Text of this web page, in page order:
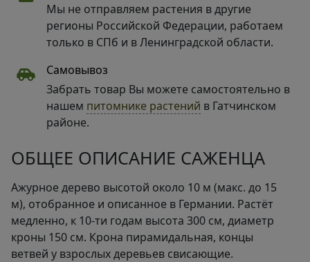
Мы не отправляем растения в другие
регионы Российской Федерации, работаем
только в СПб и в Ленинградской области.
Самовывоз
Забрать товар Вы можете самостоятельно в
нашем питомнике растений в Гатчинском
районе.
ОБЩЕЕ ОПИСАНИЕ САЖЕНЦА
Ажурное дерево высотой около 10 м (макс. до 15
м), отобранное и описанное в Германии. Растёт
медленно, к 10-ти годам высота 300 см, диаметр
кроны 150 см. Крона пирамидальная, концы
ветвей у взрослых деревьев свисающие.